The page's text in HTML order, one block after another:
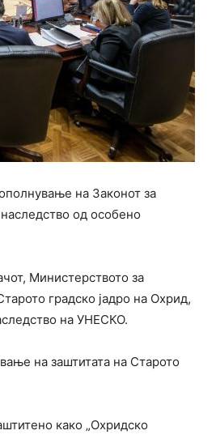
на Законот за
од особено
Министерството за
градско јадро на Охрид,
на УНЕСКО.
на заштитата на Старото
како „Охридско